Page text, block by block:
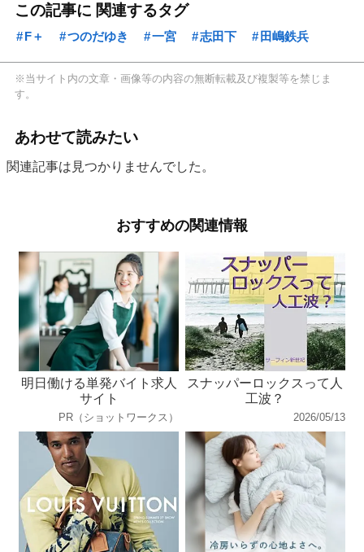
この記事に 関連するタグ
F＋ つのだゆき 一宮 志田下 田嶋鉄兵
※当サイト内の文章・画像等の内容の無断転載及び複製等を禁じま
す。
あわせて読みたい
関連記事は見つかりませんでした。
おすすめの関連情報
明日働ける単発バイト求人
サイト
PR（ショットワークス）
スナッパーロックスって人
工波？
2026/05/13